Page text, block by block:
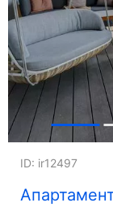
ID: ir12497